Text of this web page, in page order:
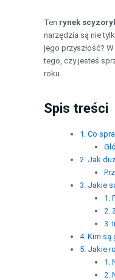
Ten rynek
narzędzia są nie
jego przyszłość?
tego, czy jesteś
roku.
Spis treści
1. Co
2. Jak
3. Jakie
1.
2.
3.
4. Kim są
5. Jakie
1.
2.